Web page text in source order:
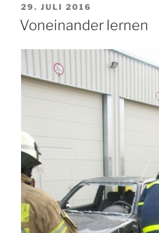
VERÖFFENTLICHT
AM
29. JULI 2016
Voneinander lernen